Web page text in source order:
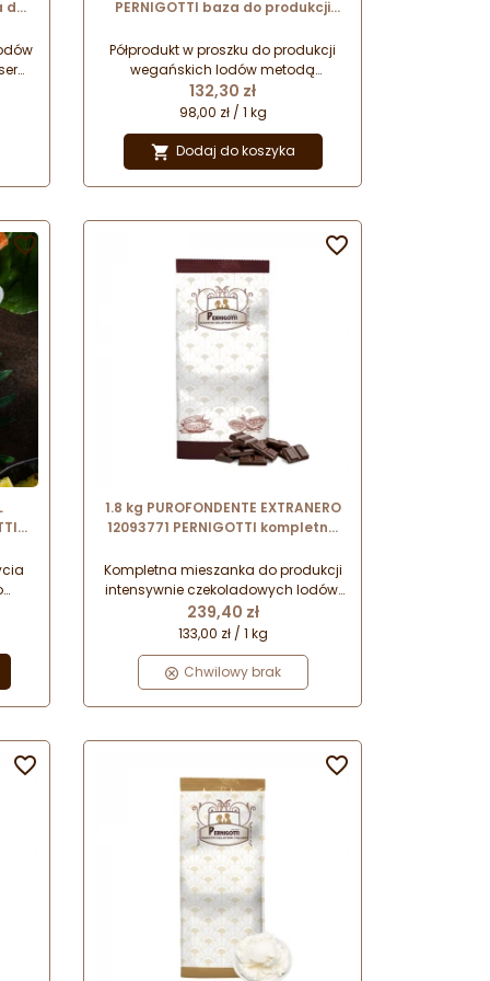
do
PERNIGOTTI baza do produkcji
Półprodukt w proszku do produkcji
wegańskich lodów metodą
tradycyjną. Łatwa w użyciu -
wystarczy połączyć z wodą w
odpowiednich proporcjach.
Pozwala uzyskać wysokiej jakości
lody bez produktów pochodzenia
zwierzęcego.
Cena
132,30 zł
98,00 zł / 1 kg
 Dodaj do koszyka

1.8 kg PUROFONDENTE EXTRANERO
12093771 PERNIGOTTI kompletna
czekoladowych
Kompletna mieszanka do produkcji
intensywnie czekoladowych lodów.
Przeznaczona do produkcji metodą
tradycyjną. Mieszankę wystarczy
odpowiednich proporcjach i
dokładnie wymieszać przy użyciu
miksera.
Cena
239,40 zł
133,00 zł / 1 kg
Chwilowy brak

 